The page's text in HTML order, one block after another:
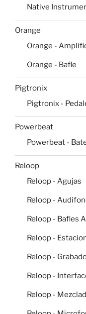
Native
Orange
Orange -
Orange - Bafle
Pigtronix
Pigtronix -
Powerbeat
Powerbeat -
Reloop
Reloop - Agujas
Reloop -
Reloop - Bafles
Reloop -
Reloop -
Reloop -
Reloop -